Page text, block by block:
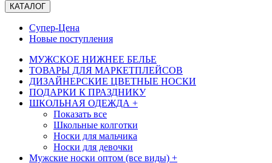
КАТАЛОГ
Супер-Цена
Новые поступления
МУЖСКОЕ НИЖНЕЕ БЕЛЬЕ
ТОВАРЫ ДЛЯ МАРКЕТПЛЕЙСОВ
ДИЗАЙНЕРСКИЕ ЦВЕТНЫЕ НОСКИ
ПОДАРКИ К ПРАЗДНИКУ
ШКОЛЬНАЯ ОДЕЖДА +
Показать все
Школьные колготки
Носки для мальчика
Носки для девочки
Мужские носки оптом (все виды) +